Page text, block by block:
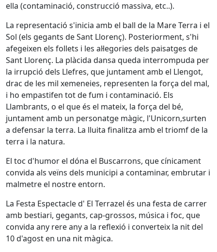
ella (contaminació, construcció massiva, etc..).
La representació s'inicia amb el ball de la Mare Terra i el
Sol (els gegants de Sant Llorenç). Posteriorment, s'hi
afegeixen els follets i les al·legories dels paisatges de
Sant Llorenç. La plàcida dansa queda interrompuda per
la irrupció dels Llefres, que juntament amb el Llengot,
drac de les mil xemeneies, representen la força del mal,
i ho empastifen tot de fum i contaminació. Els
Llambrants, o el que és el mateix, la força del bé,
juntament amb un personatge màgic, l'Unicorn,surten
a defensar la terra. La lluita finalitza amb el triomf de la
terra i la natura.
El toc d'humor el dóna el Buscarrons, que cínicament
convida als veïns dels municipi a contaminar, embrutar i
malmetre el nostre entorn.
La Festa Espectacle d' El Terrazel és una festa de carrer
amb bestiari, gegants, cap-grossos, música i foc, que
convida any rere any a la reflexió i converteix la nit del
10 d'agost en una nit màgica.